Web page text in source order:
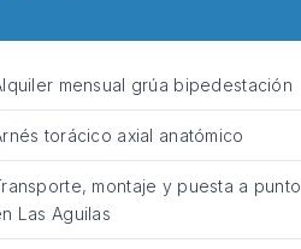
mensual grúa bipedestación
torácico axial anatómico
montaje y puesta a punto
Las Aguilas